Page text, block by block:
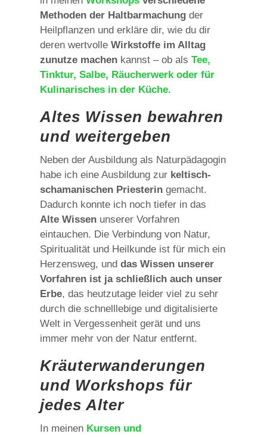
Methoden der Haltbarmachung der
Heilpflanzen und erkläre dir, wie du dir
deren wertvolleWirkstoffe im Alltag
zunutze machen kannst – ob alsTee,
Tinktur, Salbe, Räucherwerk oder für
Kulinarisches in der Küche.
Altes Wissen bewahren
und weitergeben
Neben der Ausbildung als Naturpädagogin
habe ich eine Ausbildung zur keltisch-
schamanischen Priesterin gemacht.
Dadurch konnte ich noch tiefer in das
Alte Wissen unserer Vorfahren
eintauchen. Die Verbindung von Natur,
Spiritualität und Heilkunde ist für mich ein
Herzensweg, unddas Wissen unserer
Vorfahren ist ja schließlich auch unser
Erbe, das heutzutage leider viel zu sehr
durch die schnelllebige und digitalisierte
Welt in Vergessenheit gerät und uns
immer mehr von der Natur entfernt.
Kräuter­wanderungen
und Workshops für
jedes Alter
In meinen Kursen und